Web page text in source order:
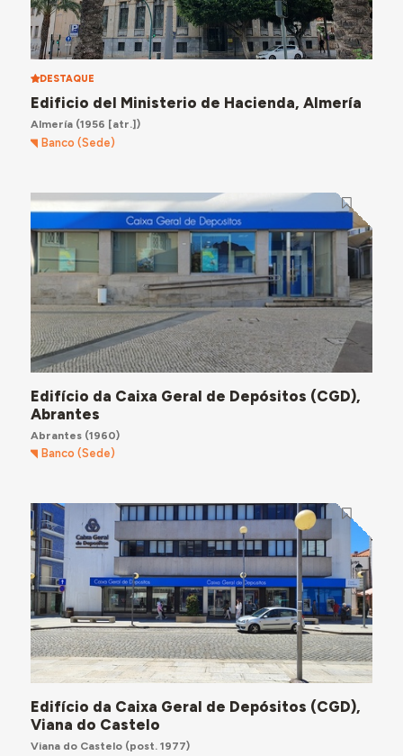
DESTAQUE
Edificio del Ministerio de Hacienda, Almería
Almería(1956 [atr.])
Banco (Sede)
Edifício da Caixa Geral de Depósitos (CGD),
Abrantes
Abrantes(1960)
Banco (Sede)
Edifício da Caixa Geral de Depósitos (CGD),
Viana do Castelo
Viana do Castelo(post. 1977)